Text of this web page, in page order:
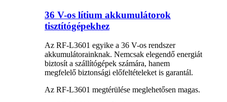
36 V-os lítium akkumulátorok
tisztítógépekhez
Az RF-L3601 egyike a 36 V-os rendszer
akkumulátorainknak. Nemcsak elegendő energiát
biztosít a szállítógépek számára, hanem
megfelelő biztonsági előfeltételeket is garantál.
Az RF-L3601 megtérülése meglehetősen magas.